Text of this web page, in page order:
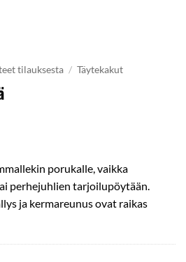
tilauksesta / Täytekakut
porukalle, vaikka
perhejuhlien tarjoilupöytään.
ja kermareunus ovat raikas